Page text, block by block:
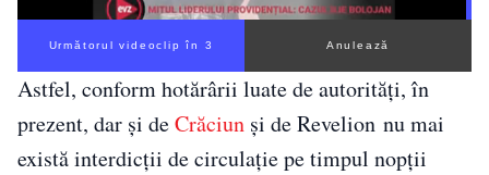
Următorul videoclip în 2 Anulează
Astfel, conform hotărârii luate de autorități, în
prezent, dar și deCrăciun și de Revelion nu mai
există interdicţii de circulaţie pe timpul nopţii